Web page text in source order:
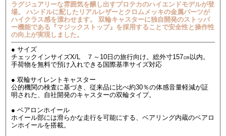
ラグジュアリーな雰囲気を醸し出すプロテカのハイエンドモデルが登
場。 ハンドルに配したリアルレザーとクロムメッキの金属パーツが
ハイクラス感を漂わせます。 双輪キャスターに独自開発のストッパ
ー機能である『マジックストップ』を採用することで安全性と操作性
の向上が実現しました。
● サイズ
チェックインサイズX/L ７～10日の旅行向け。総外寸157㎝以内。
手荷物を無料で預け入れできる国際基準サイズ対応
● 双輪サイレントキャスター
公的機関の検査に基づき、従来品に比べ約30％の体感音量軽減が証
明された、自社開発のキャスターの双輪タイプ。
● ベアロンホイール
ホイール部には滑らかな走行を可能にする、ベアリング内蔵のベアロ
ンホイールを搭載。